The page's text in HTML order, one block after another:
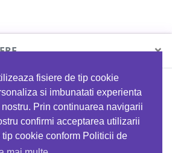
fisiere de tip cookie
si imbunatati experienta
Prin continuarea navigarii
confirmi acceptarea utilizarii
cookie conform Politicii de
×
orice comandă folosind codul
EATTRACK